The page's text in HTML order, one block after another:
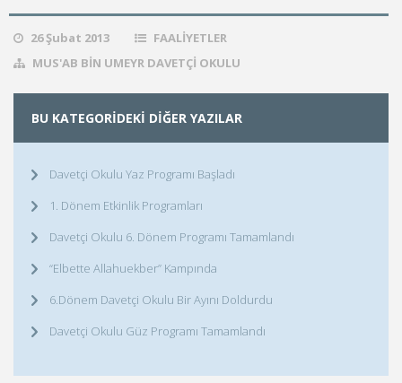
26 Şubat 2013
FAALIYETLER
MUS'AB BIN UMEYR DAVETÇI OKULU
BU KATEGORIDEKI DIĞER YAZILAR
Davetçi Okulu Yaz Programı Başladı
1. Dönem Etkinlik Programları
Davetçi Okulu 6. Dönem Programı Tamamlandı
“Elbette Allahuekber” Kampında
6.Dönem Davetçi Okulu Bir Ayını Doldurdu
Davetçi Okulu Güz Programı Tamamlandı